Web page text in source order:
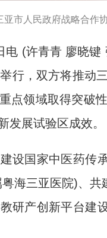
亚市人民政府战略合作
(许青青 廖晓键
行，双方将推动
点领域取得突破
发展试验区成效。
国家中医药传
海三亚医院)、
研产创新平台建